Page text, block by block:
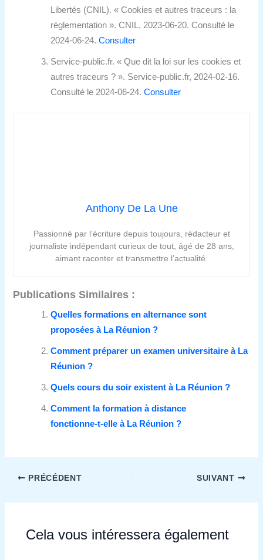
Libertés (CNIL). « Cookies et autres traceurs : la
réglementation ». CNIL, 2023-06-20. Consulté le
2024-06-24.Consulter
Service-public.fr. « Que dit la loi sur les cookies et
autres traceurs ? ». Service-public.fr, 2024-02-16.
Consulté le 2024-06-24.Consulter
Anthony De La Une
Passionné par l’écriture depuis toujours, rédacteur et
journaliste indépendant curieux de tout, âgé de 28 ans,
aimant raconter et transmettre l’actualité.
Publications Similaires :
Quelles formations en alternance sont
proposées à La Réunion ?
Comment préparer un examen universitaire à La
Réunion ?
Quels cours du soir existent à La Réunion ?
Comment la formation à distance
fonctionne‑t‑elle à La Réunion ?
PRÉCÉDENT SUIVANT
Cela vous intéressera également